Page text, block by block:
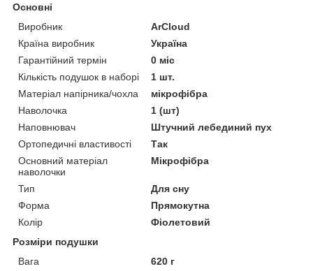
Основні
Виробник
ArCloud
Країна виробник
Україна
Гарантійний термін
0 міс
Кількість подушок в наборі
1 шт.
Матеріал напірника/чохла
мікрофібра
Наволочка
1 (шт)
Наповнювач
Штучний лебединий пух
Ортопедичні властивості
Так
Основний матеріал
наволочки
Мікрофібра
Тип
Для сну
Форма
Прямокутна
Колір
Фіолетовий
Розміри подушки
Вага
620 г